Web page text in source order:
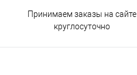
Принимаем заказы на сайте
круглосуточно